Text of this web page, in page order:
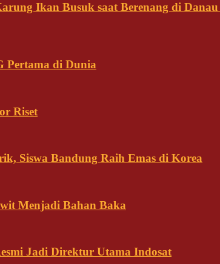
Ikan Busuk saat Berenang di Danau
Pertama di Dunia
Riset
Siswa Bandung Raih Emas di Korea
Menjadi Bahan Baka
Jadi Direktur Utama Indosat